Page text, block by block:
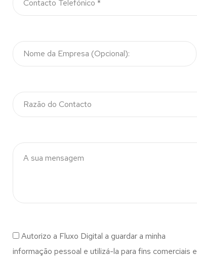
Autorizo a Fluxo Digital a guardar a minha
informação pessoal e utilizá-la para fins comerciais e